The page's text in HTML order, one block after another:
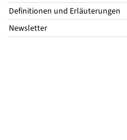
Definitionen und Erläuterungen
Newsletter